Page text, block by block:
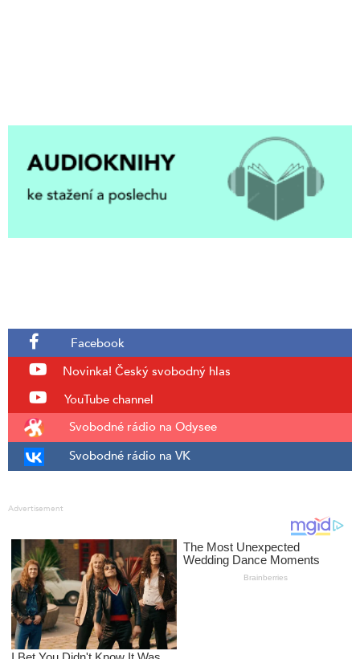
Facebook
Novinka! Český svobodný hlas
YouTube channel
Svobodné rádio na Odysee
Svobodné rádio na VK
Advertisement